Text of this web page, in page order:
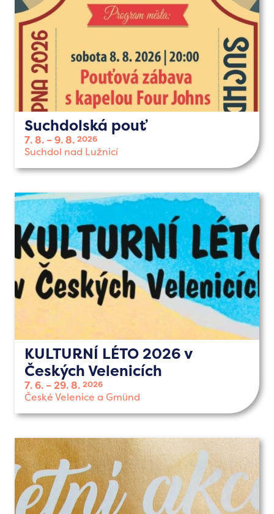
Suchdolská pouť
7. 8. 9. 8. 2026
Suchdol nad Lužnicí
KULTURNÍ LÉTO 2026 v
Českých Velenicích
7. 6. 29. 8. 2026
České Velenice a Gmünd